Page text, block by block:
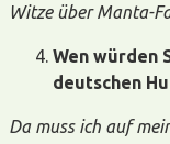
Witze über Manta-
Wen würden
deutschen
Da muss ich auf